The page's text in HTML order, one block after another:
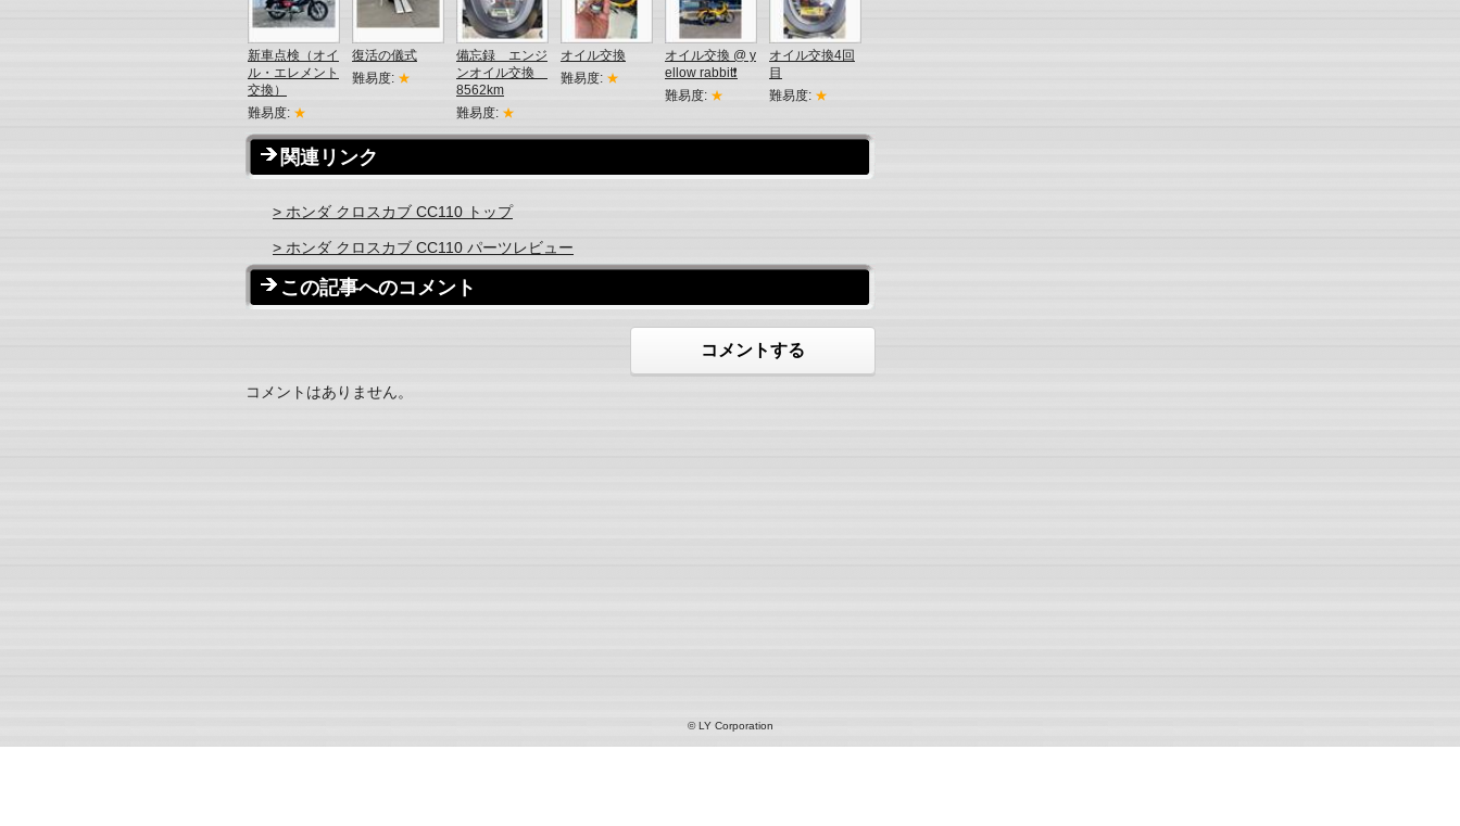
新車点検（オイ
ル・エレメント
交換）
難易度: ★
復活の儀式
難易度: ★
備忘録 エンジ
ンオイル交換
8562km
難易度: ★
オイル交換
難易度: ★
オイル交換 @ y
ellow rabbit❗️
難易度: ★
オイル交換4回
目
難易度: ★
関連リンク
> ホンダ クロスカブ CC110 トップ
> ホンダ クロスカブ CC110 パーツレビュー
この記事へのコメント
コメントする
コメントはありません。
© LY Corporation